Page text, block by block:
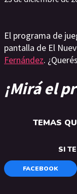
El programa de
pantalla de El
Fernández.
¡Mirá el
TEMAS
SI
FACEBOOK